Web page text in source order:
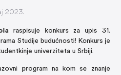
2023.
raspisuje konkurs za upis 31.
Studije budućnosti! Konkurs je
univerziteta u Srbiji.
program na kom se znanje